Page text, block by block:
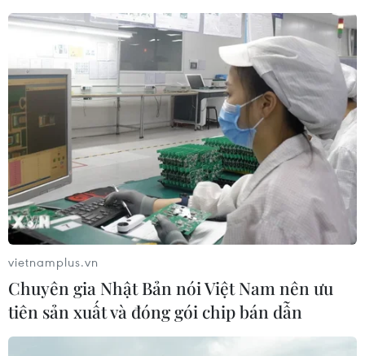
vietnamplus.vn
Chuyên gia Nhật Bản nói Việt Nam nên ưu
tiên sản xuất và đóng gói chip bán dẫn